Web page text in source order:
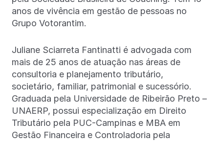
anos de vivência em gestão de pessoas no
Grupo Votorantim.
Juliane Sciarreta Fantinatti é advogada com
mais de 25 anos de atuação nas áreas de
consultoria e planejamento tributário,
societário, familiar, patrimonial e sucessório.
Graduada pela Universidade de Ribeirão Preto –
UNAERP, possui especialização em Direito
Tributário pela PUC-Campinas e MBA em
Gestão Financeira e Controladoria pela